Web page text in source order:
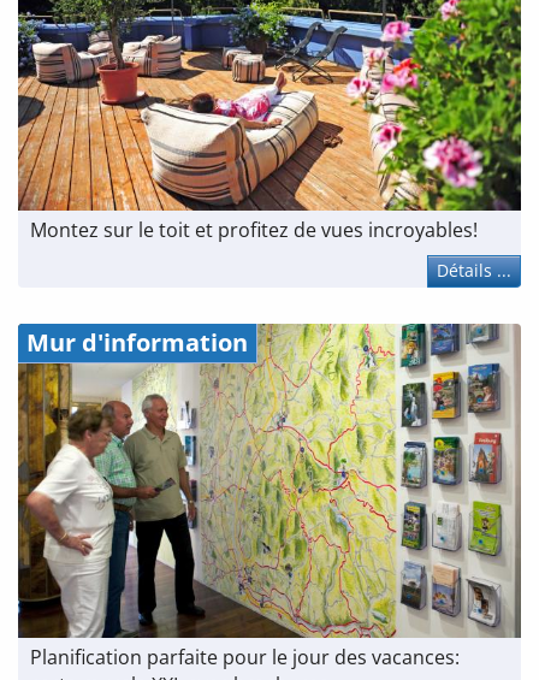
Montez sur le toit et profitez de vues incroyables!
Détails ...
Mur d'information
Planification parfaite pour le jour des vacances: